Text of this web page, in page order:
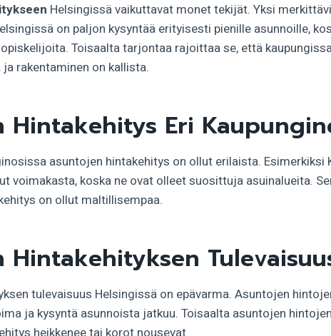
Helsingissä vaikuttavat monet tekijät. Yksi
on paljon kysyntää erityisesti pienille asunnoille,
Toisaalta tarjontaa rajoittaa se, että
rakentaminen on kallista.
Hintakehitys Eri
asuntojen hintakehitys on ollut erilaista. Esimerkiksi
voimakasta, koska ne ovat olleet suosittuja asuinalueita.
on ollut maltillisempaa.
Hintakehityksen
tulevaisuus Helsingissä on epävarma. Asuntojen
ja kysyntä asunnoista jatkuu. Toisaalta asuntojen